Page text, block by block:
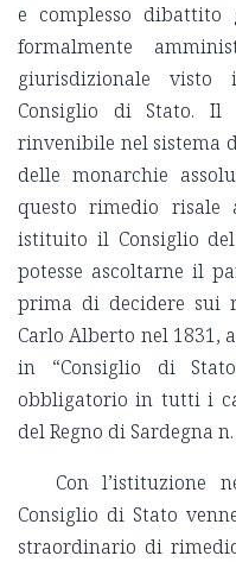
e complesso dibattito
formalmente
giurisdizionale
Consiglio di Stato.
rinvenibile nel sistema
delle monarchie
questo rimedio risale
istituito il Consiglio
potesse ascoltarne il
prima di decidere
Carlo Alberto nel 1831,
in “Consiglio di
obbligatorio in tutti i
del Regno di Sardegna
Con l’istituzione
Consiglio di Stato
straordinario di